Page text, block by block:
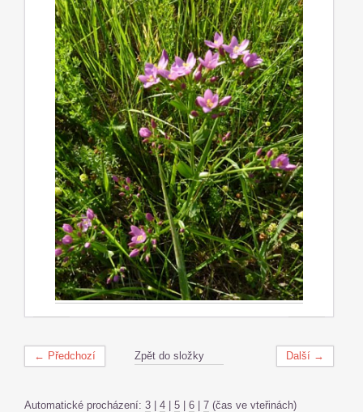
← Předchozí Další →
Zpět do složky
Automatické procházení: 3 4 5 6 7 (čas ve vteřinách)